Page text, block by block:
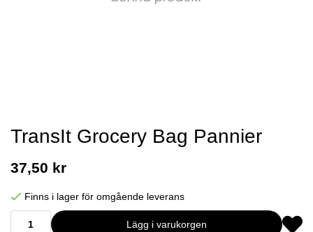
TransIt Grocery Bag Pannier
37,50 kr
Finns i lager för omgående leverans
Lägg i varukorgen